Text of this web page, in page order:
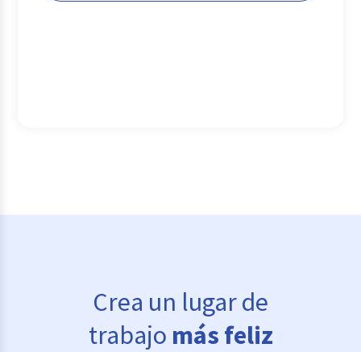
Crea un lugar de
trabajo más feliz